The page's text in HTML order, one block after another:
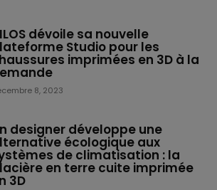
dévoile sa nouvelle
Studio pour les
imprimées en 3D à la
8, 2023
designer développe une
écologique aux
de climatisation : la
en terre cuite imprimée
3D